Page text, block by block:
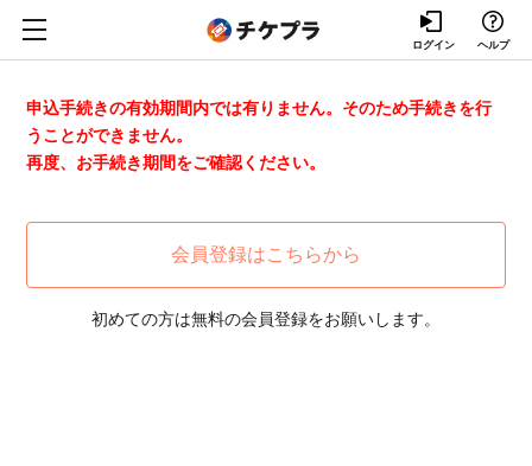
ログイン ヘルプ
申込手続きの有効期間内では有りません。そのため手続きを行
うことができません。
再度、お手続き期間をご確認ください。
会員登録はこちらから
初めての方は無料の会員登録をお願いします。